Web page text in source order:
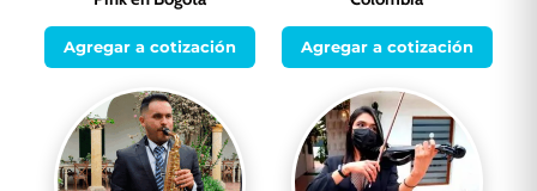
Agregar a cotización Agregar a cotización